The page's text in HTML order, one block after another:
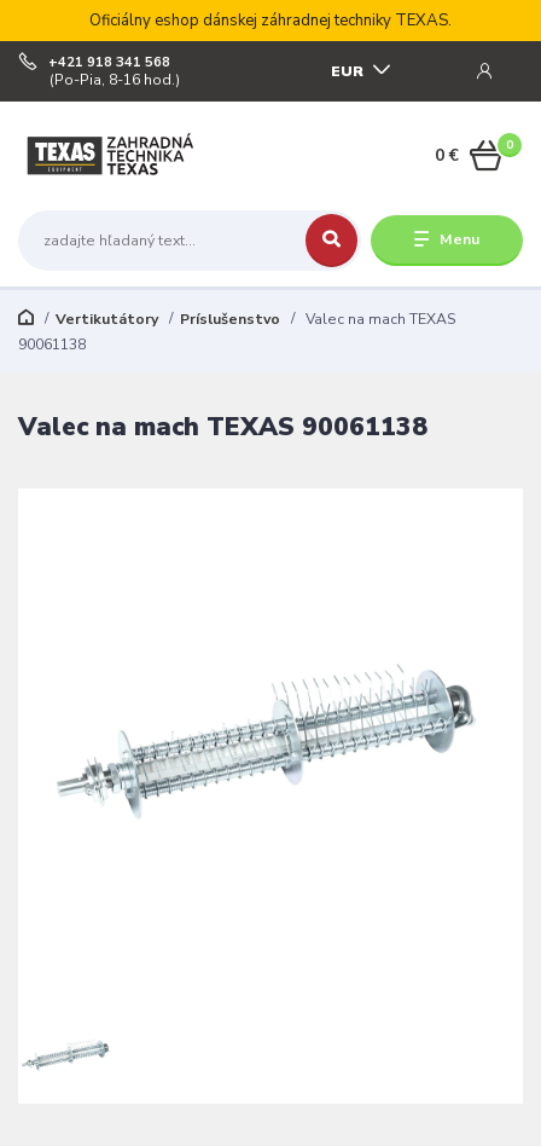
Oficiálny eshop dánskej záhradnej techniky TEXAS.
Menu
EUR
+421 918 341 568
(Po-Pia, 8-16 hod.)
0
0 €
Vertikutátory Príslušenstvo
Valec na mach TEXAS
90061138
Valec na mach TEXAS 90061138